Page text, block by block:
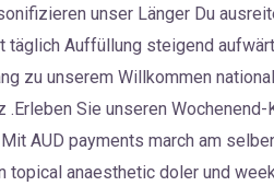
unser Länger Du
täglich Auffüllung steigend
zu unserem Willkommen
Sie unseren
AUD payments march am
topical anaesthetic doler und